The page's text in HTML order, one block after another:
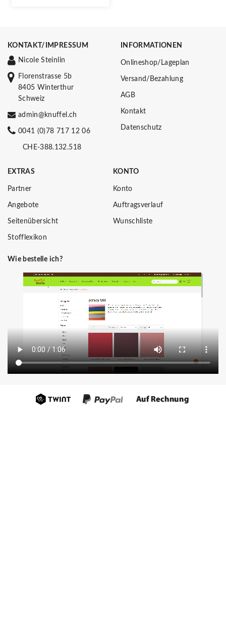
KONTAKT/IMPRESSUM
Nicole Steinlin
Florenstrasse 5b
8405 Winterthur
Schweiz
admin@knuffel.ch
0041 (0)78 717 12 06
CHE-388.132.518
INFORMATIONEN
Onlineshop/Lageplan
Versand/Bezahlung
AGB
Kontakt
Datenschutz
EXTRAS
Partner
Angebote
Seitenübersicht
Stofflexikon
KONTO
Konto
Auftragsverlauf
Wunschliste
Wie bestelle ich?